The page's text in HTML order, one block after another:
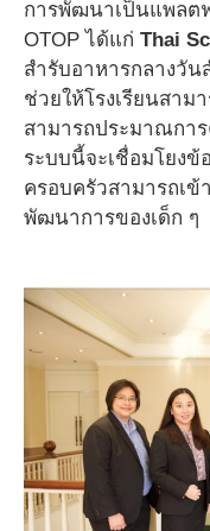
การพัฒนาเป็นแพลต
OTOP ได้แก่ Thai
สำรับอาหารกลางวั
ช่วยให้โรงเรียนสา
สามารถประมาณกา
ระบบนี้จะเชื่อมโยงข้
ครอบครัวสามารถเ
พัฒนาการของเด็ก ๆ